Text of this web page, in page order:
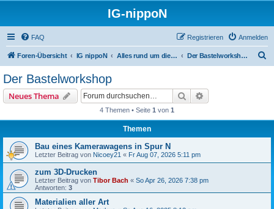
IG-nippoN
FAQ Anmelden
Registrieren
Foren-Übersicht IG nippoN Alles rund um die Modell(bahn) Der Bastelworkshop
Der Bastelworkshop
Neues Thema Suche
4 Themen • Seite 1 von 1
Themen
Bau eines Kamerawagens in Spur N
Letzter Beitrag von Nicoey21 « Fr Aug 07, 2026 5:11 pm
zum 3D-Drucken
Letzter Beitrag von Tibor Bach « So Apr 26, 2026 7:38 pm
Antworten: 3
Materialien aller Art